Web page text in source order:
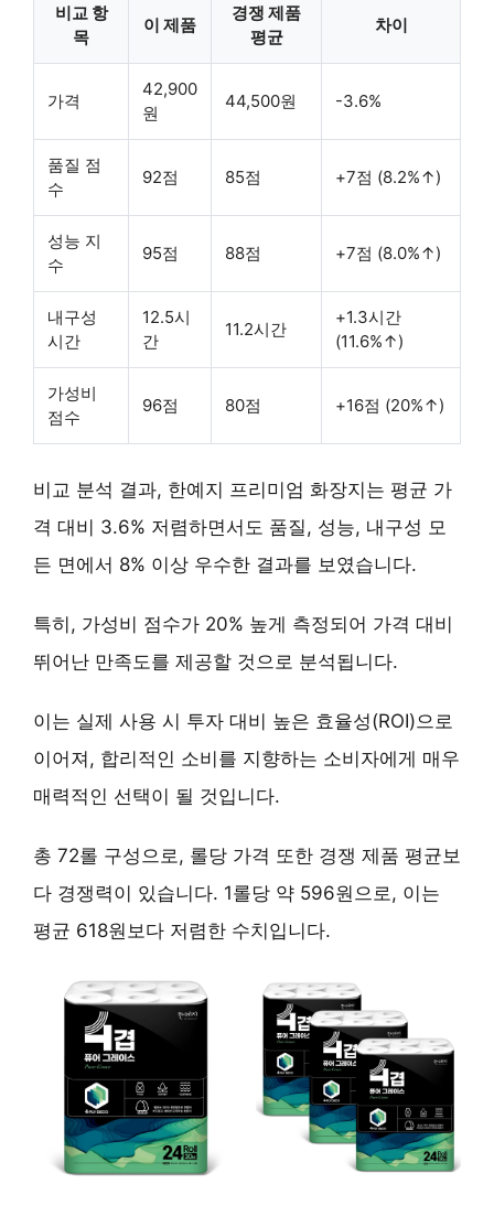
비교 항
목
이 제품
경쟁 제품
평균
차이
가격
42,900
원
44,500원 -3.6%
품질 점
수
92점 85점 +7점 (8.2%↑)
성능 지
수
95점 88점 +7점 (8.0%↑)
내구성
시간
12.5시
간
11.2시간
+1.3시간
(11.6%↑)
가성비
점수
96점 80점 +16점 (20%↑)
비교 분석 결과, 한예지 프리미엄 화장지는 평균 가
격 대비 3.6% 저렴하면서도 품질, 성능, 내구성 모
든 면에서 8% 이상 우수한 결과를 보였습니다.
특히, 가성비 점수가 20% 높게 측정되어 가격 대비
뛰어난 만족도를 제공할 것으로 분석됩니다.
이는 실제 사용 시 투자 대비 높은 효율성(ROI)으로
이어져, 합리적인 소비를 지향하는 소비자에게 매우
매력적인 선택이 될 것입니다.
총 72롤 구성으로, 롤당 가격 또한 경쟁 제품 평균보
다 경쟁력이 있습니다. 1롤당 약 596원 으로, 이는
평균 618원보다 저렴한 수치입니다.